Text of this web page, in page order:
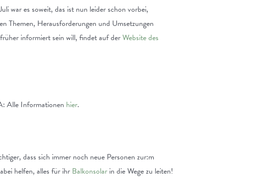
war es soweit, das ist nun leider schon vorbei,
Themen, Herausforderungen und Umsetzungen
informiert sein will, findet auf derWebsite des
Alle Informationen hier.
dass sich immer noch neue Personen zur:m
helfen, alles für ihr Balkonsolar in die Wege zu leiten!